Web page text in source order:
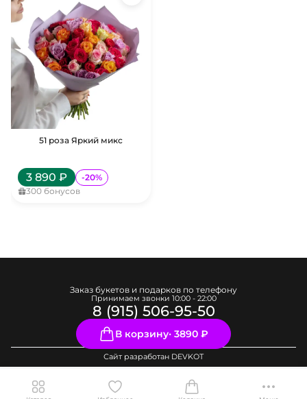
В корзину‧ 3890 ₽
51 роза Яркий микс
3 890 ₽ -20%
300 бонусов
Заказ букетов и подарков по телефону
Принимаем звонки 10:00 - 22:00
8 (915) 506-95-50
Сайт разработан DEVKOT